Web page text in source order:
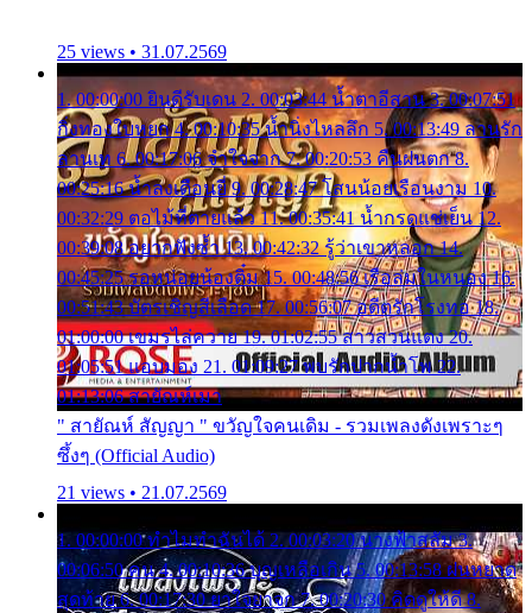
25 views • 31.07.2569
1. 00:00:00 ยินดีรับเดน 2. 00:03:44 น้ำตาอีสาน 3. 00:07:51
กิ่งทองใบหยก 4. 00:10:35 น้ำนิ่งไหลลึก 5. 00:13:49 ลานรัก
ลานเท 6. 00:17:06 จำใจจาก 7. 00:20:53 คืนฝนตก 8.
00:25:16 น้ำลงเดือนยี่ 9. 00:28:47 โสนน้อยเรือนงาม 10.
00:32:29 ตอไม้ที่ตายแล้ว 11. 00:35:41 น้ำกรดแช่เย็น 12.
00:39:08 อยากฟังซ้ำ 13. 00:42:32 รู้ว่าเขาหลอก 14.
00:45:25 รอหน่อยน้องติ๋ม 15. 00:48:56 เรือล่มในหนอง 16.
00:51:43 บัตรเชิญสีเลือด 17. 00:56:07 อดีตรักโรงทอ 18.
01:00:00 เขมรไล่ควาย 19. 01:02:55 สาวสวนแตง 20.
01:05:51 แอบมอง 21. 01:09:27 พบรักปากน้ำโพ 22.
01:13:06 สายัณห์เมา
" สายัณห์ สัญญา " ขวัญใจคนเดิม - รวมเพลงดังเพราะๆ
ซึ้งๆ (Official Audio)
21 views • 21.07.2569
1. 00:00:00 ทำไมทำฉันได้ 2. 00:03:20 นางฟ้าสลัม 3.
00:06:50 คน 4. 00:10:36 บุญเหลือเกิน 5. 00:13:58 ฝนหยาด
สุดท้าย 6. 00:17:30 ยาใจยาจก 7. 00:20:30 คิดดูให้ดี 8.